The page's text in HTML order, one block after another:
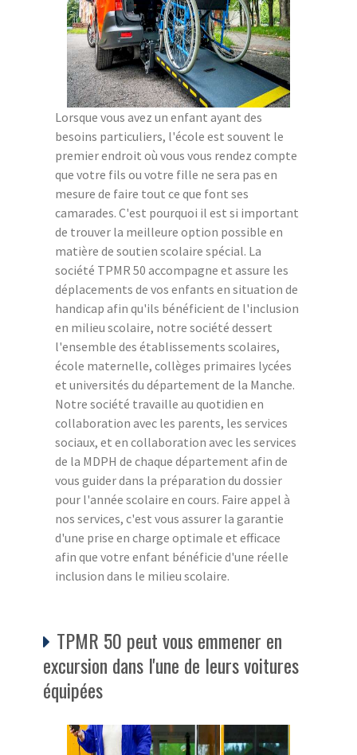
Lorsque vous avez un enfant ayant des
besoins particuliers, l'école est souvent le
premier endroit où vous vous rendez compte
que votre fils ou votre fille ne sera pas en
mesure de faire tout ce que font ses
camarades. C'est pourquoi il est si important
de trouver la meilleure option possible en
matière de soutien scolaire spécial. La
société TPMR 50 accompagne et assure les
déplacements de vos enfants en situation de
handicap afin qu'ils bénéficient de l'inclusion
en milieu scolaire, notre société dessert
l'ensemble des établissements scolaires,
école maternelle, collèges primaires lycées
et universités du département de la Manche.
Notre société travaille au quotidien en
collaboration avec les parents, les services
sociaux, et en collaboration avec les services
de la MDPH de chaque département afin de
vous guider dans la préparation du dossier
pour l'année scolaire en cours. Faire appel à
nos services, c'est vous assurer la garantie
d'une prise en charge optimale et efficace
afin que votre enfant bénéficie d'une réelle
inclusion dans le milieu scolaire.
TPMR 50 peut vous emmener en
excursion dans l'une de leurs voitures
équipées